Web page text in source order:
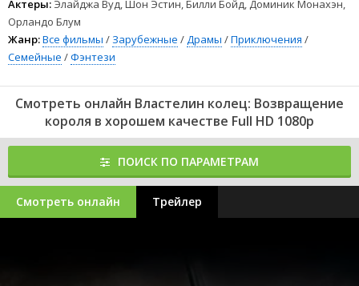
отряд орков. Нечисть дерётся за мифриловую кольчугу хоббита,
который успел прийти в себя. Им с Сэмом удаётся бежать и
продолжить опасный путь по Мордору.
Моё прекрасное несчастье
Блуждающая земля 2
Джон Уик 4
Принц Пустыни
Внутри (2023) фильм
фильм Переводчик (2023)
1
Актеры: Элайджа Вуд, Шон Эстин, Билли Бойд, Доминик Монахэн,
Орландо Блум
Жанр:Все фильмы / Зарубежные /Драмы /Приключения /
Семейные /Фэнтези
Смотреть онлайн Властелин колец: Возвращение
короля в хорошем качестве Full HD 1080p
ПОИСК ПО ПАРАМЕТРАМ
Смотреть онлайн Трейлер